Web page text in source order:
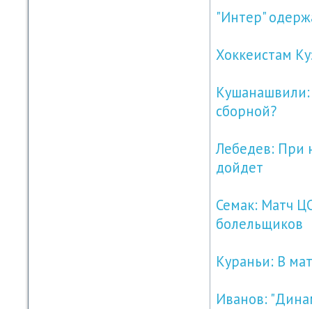
"Интер"
Хоккеистам
сборной?
Лебедев: При
дойдет
Семак: Матч
болельщиков
Кураньи: В
Иванов: